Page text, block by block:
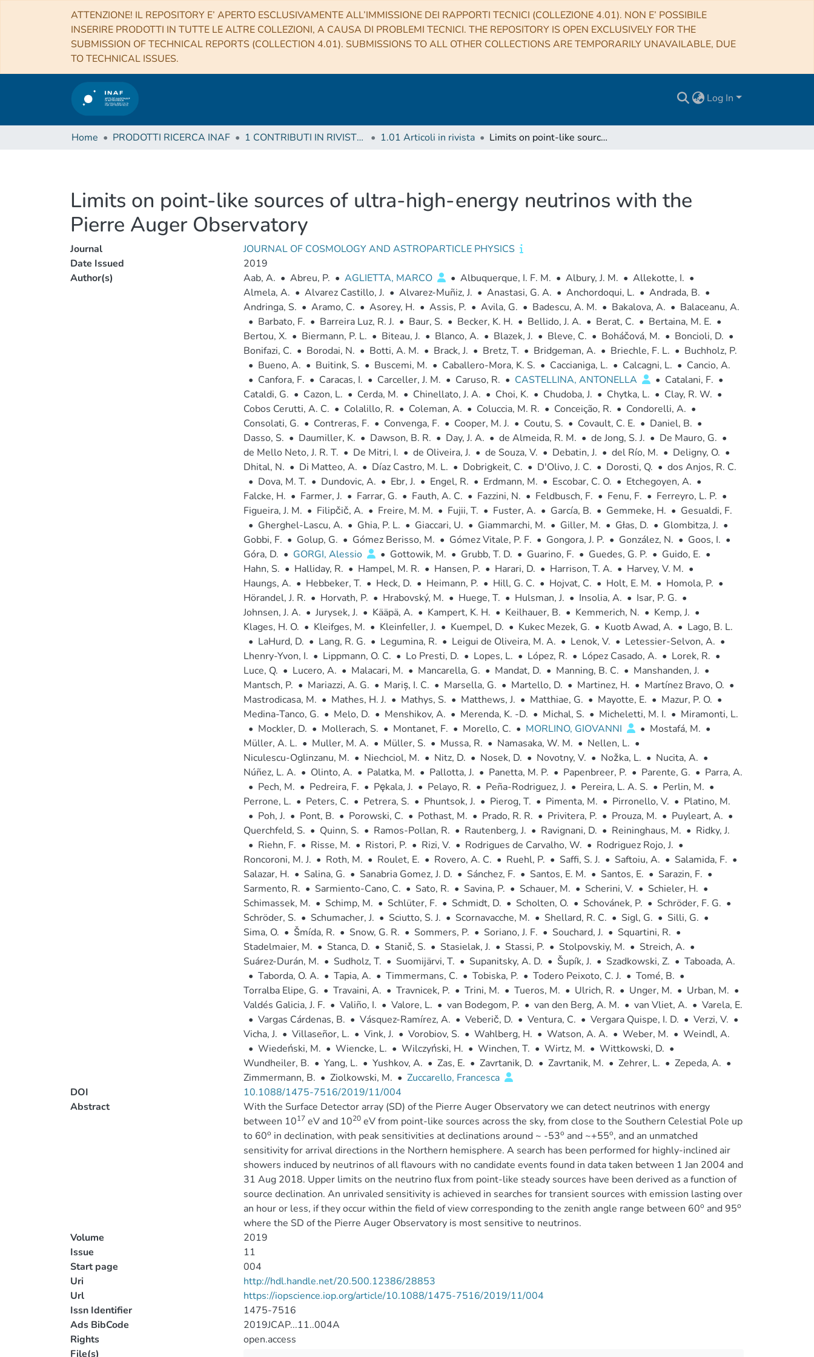
ATTENZIONE! IL REPOSITORY E’ APERTO ESCLUSIVAMENTE ALL’IMMISSIONE DEI RAPPORTI TECNICI (COLLEZIONE 4.01). NON E’ POSSIBILE
INSERIRE PRODOTTI IN TUTTE LE ALTRE COLLEZIONI, A CAUSA DI PROBLEMI TECNICI. THE REPOSITORY IS OPEN EXCLUSIVELY FOR THE
SUBMISSION OF TECHNICAL REPORTS (COLLECTION 4.01). SUBMISSIONS TO ALL OTHER COLLECTIONS ARE TEMPORARILY UNAVAILABLE, DUE
TO TECHNICAL ISSUES.
Log In
Home PRODOTTI RICERCA INAF 1 CONTRIBUTI IN RIVISTE (Journal articles) 1.01 Articoli in rivista Limits on point-like sources of ultra-high-energy neutrinos with the Pierre Auger Observatory
Limits on point-like sources of ultra-high-energy neutrinos with the
Pierre Auger Observatory
Journal
JOURNAL OF COSMOLOGY AND ASTROPARTICLE PHYSICS
Date Issued
2019
Author(s)
Aab, A. • Abreu, P. • AGLIETTA, MARCO • Albuquerque, I. F. M. • Albury, J. M. • Allekotte, I. •
Almela, A. • Alvarez Castillo, J. • Alvarez-Muñiz, J. • Anastasi, G. A. • Anchordoqui, L. • Andrada, B. •
Andringa, S. • Aramo, C. • Asorey, H. • Assis, P. • Avila, G. • Badescu, A. M. • Bakalova, A. • Balaceanu, A.
• Barbato, F. • Barreira Luz, R. J. • Baur, S. • Becker, K. H. • Bellido, J. A. • Berat, C. • Bertaina, M. E. •
Bertou, X. • Biermann, P. L. • Biteau, J. • Blanco, A. • Blazek, J. • Bleve, C. • Boháčová, M. • Boncioli, D. •
Bonifazi, C. • Borodai, N. • Botti, A. M. • Brack, J. • Bretz, T. • Bridgeman, A. • Briechle, F. L. • Buchholz, P.
• Bueno, A. • Buitink, S. • Buscemi, M. • Caballero-Mora, K. S. • Caccianiga, L. • Calcagni, L. • Cancio, A.
• Canfora, F. • Caracas, I. • Carceller, J. M. • Caruso, R. • CASTELLINA, ANTONELLA • Catalani, F. •
Cataldi, G. • Cazon, L. • Cerda, M. • Chinellato, J. A. • Choi, K. • Chudoba, J. • Chytka, L. • Clay, R. W. •
Cobos Cerutti, A. C. • Colalillo, R. • Coleman, A. • Coluccia, M. R. • Conceição, R. • Condorelli, A. •
Consolati, G. • Contreras, F. • Convenga, F. • Cooper, M. J. • Coutu, S. • Covault, C. E. • Daniel, B. •
Dasso, S. • Daumiller, K. • Dawson, B. R. • Day, J. A. • de Almeida, R. M. • de Jong, S. J. • De Mauro, G. •
de Mello Neto, J. R. T. • De Mitri, I. • de Oliveira, J. • de Souza, V. • Debatin, J. • del Río, M. • Deligny, O. •
Dhital, N. • Di Matteo, A. • Díaz Castro, M. L. • Dobrigkeit, C. • D'Olivo, J. C. • Dorosti, Q. • dos Anjos, R. C.
• Dova, M. T. • Dundovic, A. • Ebr, J. • Engel, R. • Erdmann, M. • Escobar, C. O. • Etchegoyen, A. •
Falcke, H. • Farmer, J. • Farrar, G. • Fauth, A. C. • Fazzini, N. • Feldbusch, F. • Fenu, F. • Ferreyro, L. P. •
Figueira, J. M. • Filipčič, A. • Freire, M. M. • Fujii, T. • Fuster, A. • García, B. • Gemmeke, H. • Gesualdi, F.
• Gherghel-Lascu, A. • Ghia, P. L. • Giaccari, U. • Giammarchi, M. • Giller, M. • Głas, D. • Glombitza, J. •
Gobbi, F. • Golup, G. • Gómez Berisso, M. • Gómez Vitale, P. F. • Gongora, J. P. • González, N. • Goos, I. •
Góra, D. • GORGI, Alessio • Gottowik, M. • Grubb, T. D. • Guarino, F. • Guedes, G. P. • Guido, E. •
Hahn, S. • Halliday, R. • Hampel, M. R. • Hansen, P. • Harari, D. • Harrison, T. A. • Harvey, V. M. •
Haungs, A. • Hebbeker, T. • Heck, D. • Heimann, P. • Hill, G. C. • Hojvat, C. • Holt, E. M. • Homola, P. •
Hörandel, J. R. • Horvath, P. • Hrabovský, M. • Huege, T. • Hulsman, J. • Insolia, A. • Isar, P. G. •
Johnsen, J. A. • Jurysek, J. • Kääpä, A. • Kampert, K. H. • Keilhauer, B. • Kemmerich, N. • Kemp, J. •
Klages, H. O. • Kleifges, M. • Kleinfeller, J. • Kuempel, D. • Kukec Mezek, G. • Kuotb Awad, A. • Lago, B. L.
• LaHurd, D. • Lang, R. G. • Legumina, R. • Leigui de Oliveira, M. A. • Lenok, V. • Letessier-Selvon, A. •
Lhenry-Yvon, I. • Lippmann, O. C. • Lo Presti, D. • Lopes, L. • López, R. • López Casado, A. • Lorek, R. •
Luce, Q. • Lucero, A. • Malacari, M. • Mancarella, G. • Mandat, D. • Manning, B. C. • Manshanden, J. •
Mantsch, P. • Mariazzi, A. G. • Mariș, I. C. • Marsella, G. • Martello, D. • Martinez, H. • Martínez Bravo, O. •
Mastrodicasa, M. • Mathes, H. J. • Mathys, S. • Matthews, J. • Matthiae, G. • Mayotte, E. • Mazur, P. O. •
Medina-Tanco, G. • Melo, D. • Menshikov, A. • Merenda, K. -D. • Michal, S. • Micheletti, M. I. • Miramonti, L.
• Mockler, D. • Mollerach, S. • Montanet, F. • Morello, C. • MORLINO, GIOVANNI • Mostafá, M. •
Müller, A. L. • Muller, M. A. • Müller, S. • Mussa, R. • Namasaka, W. M. • Nellen, L. •
Niculescu-Oglinzanu, M. • Niechciol, M. • Nitz, D. • Nosek, D. • Novotny, V. • Nožka, L. • Nucita, A. •
Núñez, L. A. • Olinto, A. • Palatka, M. • Pallotta, J. • Panetta, M. P. • Papenbreer, P. • Parente, G. • Parra, A.
• Pech, M. • Pedreira, F. • Pȩkala, J. • Pelayo, R. • Peña-Rodriguez, J. • Pereira, L. A. S. • Perlin, M. •
Perrone, L. • Peters, C. • Petrera, S. • Phuntsok, J. • Pierog, T. • Pimenta, M. • Pirronello, V. • Platino, M.
• Poh, J. • Pont, B. • Porowski, C. • Pothast, M. • Prado, R. R. • Privitera, P. • Prouza, M. • Puyleart, A. •
Querchfeld, S. • Quinn, S. • Ramos-Pollan, R. • Rautenberg, J. • Ravignani, D. • Reininghaus, M. • Ridky, J.
• Riehn, F. • Risse, M. • Ristori, P. • Rizi, V. • Rodrigues de Carvalho, W. • Rodriguez Rojo, J. •
Roncoroni, M. J. • Roth, M. • Roulet, E. • Rovero, A. C. • Ruehl, P. • Saffi, S. J. • Saftoiu, A. • Salamida, F. •
Salazar, H. • Salina, G. • Sanabria Gomez, J. D. • Sánchez, F. • Santos, E. M. • Santos, E. • Sarazin, F. •
Sarmento, R. • Sarmiento-Cano, C. • Sato, R. • Savina, P. • Schauer, M. • Scherini, V. • Schieler, H. •
Schimassek, M. • Schimp, M. • Schlüter, F. • Schmidt, D. • Scholten, O. • Schovánek, P. • Schröder, F. G. •
Schröder, S. • Schumacher, J. • Sciutto, S. J. • Scornavacche, M. • Shellard, R. C. • Sigl, G. • Silli, G. •
Sima, O. • Šmída, R. • Snow, G. R. • Sommers, P. • Soriano, J. F. • Souchard, J. • Squartini, R. •
Stadelmaier, M. • Stanca, D. • Stanič, S. • Stasielak, J. • Stassi, P. • Stolpovskiy, M. • Streich, A. •
Suárez-Durán, M. • Sudholz, T. • Suomijärvi, T. • Supanitsky, A. D. • Šupík, J. • Szadkowski, Z. • Taboada, A.
• Taborda, O. A. • Tapia, A. • Timmermans, C. • Tobiska, P. • Todero Peixoto, C. J. • Tomé, B. •
Torralba Elipe, G. • Travaini, A. • Travnicek, P. • Trini, M. • Tueros, M. • Ulrich, R. • Unger, M. • Urban, M. •
Valdés Galicia, J. F. • Valiño, I. • Valore, L. • van Bodegom, P. • van den Berg, A. M. • van Vliet, A. • Varela, E.
• Vargas Cárdenas, B. • Vásquez-Ramírez, A. • Veberič, D. • Ventura, C. • Vergara Quispe, I. D. • Verzi, V. •
Vicha, J. • Villaseñor, L. • Vink, J. • Vorobiov, S. • Wahlberg, H. • Watson, A. A. • Weber, M. • Weindl, A.
• Wiedeński, M. • Wiencke, L. • Wilczyński, H. • Winchen, T. • Wirtz, M. • Wittkowski, D. •
Wundheiler, B. • Yang, L. • Yushkov, A. • Zas, E. • Zavrtanik, D. • Zavrtanik, M. • Zehrer, L. • Zepeda, A. •
Zimmermann, B. • Ziolkowski, M. • Zuccarello, Francesca
DOI
10.1088/1475-7516/2019/11/004
Abstract
With the Surface Detector array (SD) of the Pierre Auger Observatory we can detect neutrinos with energy
between 1017 eV and 1020eV from point-like sources across the sky, from close to the Southern Celestial Pole up
to 60o in declination, with peak sensitivities at declinations around ~ -53o and ~+55o, and an unmatched
sensitivity for arrival directions in the Northern hemisphere. A search has been performed for highly-inclined air
showers induced by neutrinos of all flavours with no candidate events found in data taken between 1 Jan 2004 and
31 Aug 2018. Upper limits on the neutrino flux from point-like steady sources have been derived as a function of
source declination. An unrivaled sensitivity is achieved in searches for transient sources with emission lasting over
an hour or less, if they occur within the field of view corresponding to the zenith angle range between 60o and 95o
where the SD of the Pierre Auger Observatory is most sensitive to neutrinos.
Volume
2019
Issue
11
Start page
004
Uri
http://hdl.handle.net/20.500.12386/28853
Url
https://iopscience.iop.org/article/10.1088/1475-7516/2019/11/004
Issn Identifier
1475-7516
Ads BibCode
2019JCAP...11..004A
Rights
open.access
File(s)